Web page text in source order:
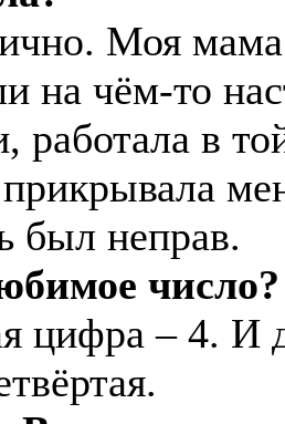
Моя
на чём-то
работала в
был неправ.
число?
– 4. И